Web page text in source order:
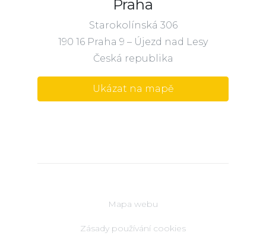
Praha
Starokolínská 306
190 16 Praha 9 – Újezd nad Lesy
Česká republika
Ukázat na mapě
Mapa webu
Zásady používání cookies